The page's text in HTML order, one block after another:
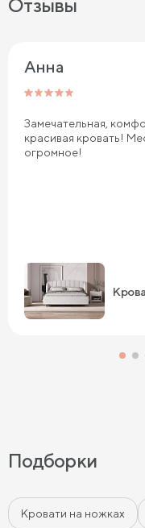
Отзывы
Анна
Замечательная,
красивая кровать!
огромное!
Подборки
Кровати на ножках